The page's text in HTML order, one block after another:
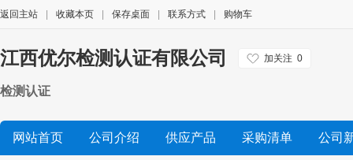
返回主站 收藏本页 保存桌面 联系方式 购物车
江西优尔检测认证有限公司 加关注 0
检测认证
网站首页 公司介绍 供应产品 采购清单 公司